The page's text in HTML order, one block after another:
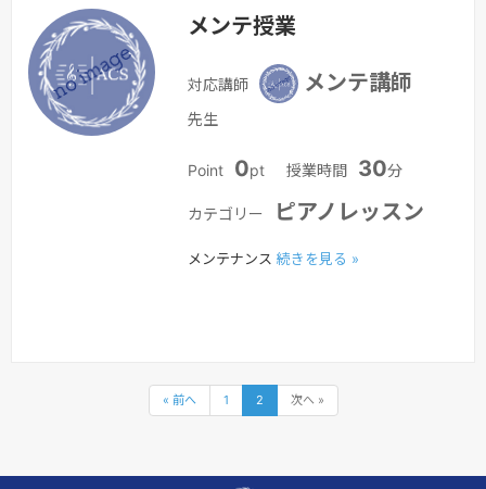
メンテ授業
対応講師 メンテ講師
先生
Point 0pt 授業時間 30分
カテゴリー ピアノレッスン
メンテナンス 続きを見る »
« 前へ 1 2 次へ »
＼1,500円分のレッスンを無料で体験／